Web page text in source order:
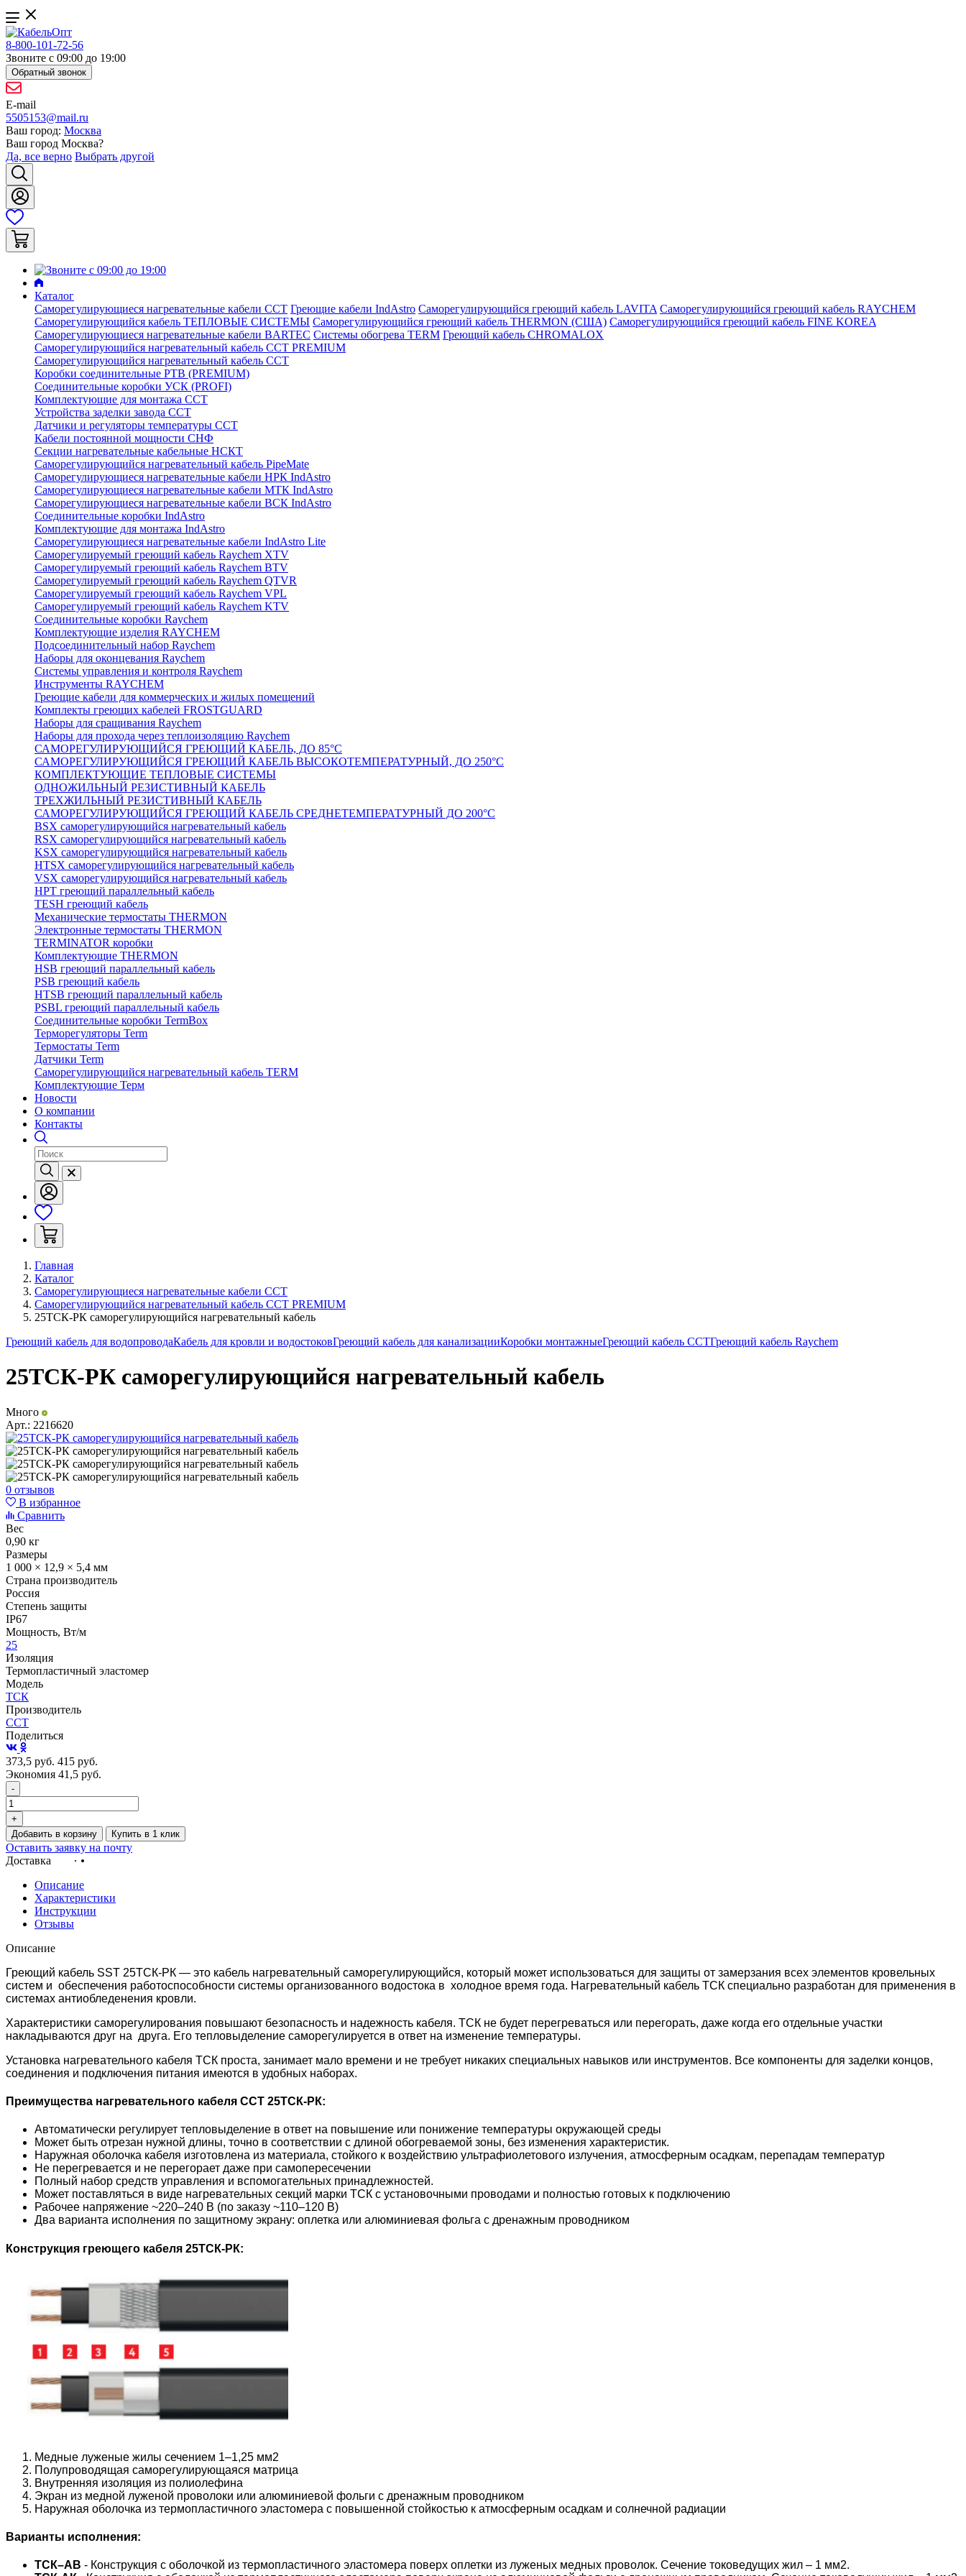
8-800-101-72-56
Звоните с 09:00 до 19:00
Обратный звонок
E-mail
5505153@mail.ru
Ваш город: Москва
Ваш город Москва?
Да, все верно Выбрать другой
Каталог
Саморегулирующиеся нагревательные кабели ССТ Греющие кабели IndAstro Саморегулирующийся греющий кабель LAVITA Саморегулирующийся греющий кабель RAYCHEM
Саморегулирующийся кабель ТЕПЛОВЫЕ СИСТЕМЫ Саморегулирующийся греющий кабель THERMON (США) Саморегулирующийся греющий кабель FINE KOREA
Саморегулирующиеся нагревательные кабели BARTEC Системы обогрева TERM Греющий кабель CHROMALOX
Саморегулирующийся нагревательный кабель ССТ PREMIUM
Саморегулирующийся нагревательный кабель ССТ
Коробки соединительные РТВ (PREMIUM)
Соединительные коробки УСК (PROFI)
Комплектующие для монтажа ССТ
Устройства заделки завода ССТ
Датчики и регуляторы температуры ССТ
Кабели постоянной мощности СНФ
Секции нагревательные кабельные НСКТ
Саморегулирующийся нагревательный кабель PipeMate
Саморегулирующиеся нагревательные кабели НРК IndAstro
Саморегулирующиеся нагревательные кабели МТК IndAstro
Саморегулирующиеся нагревательные кабели ВСК IndAstro
Соединительные коробки IndAstro
Комплектующие для монтажа IndAstro
Саморегулирующиеся нагревательные кабели IndAstro Lite
Саморегулируемый греющий кабель Raychem XTV
Саморегулируемый греющий кабель Raychem BTV
Саморегулируемый греющий кабель Raychem QTVR
Саморегулируемый греющий кабель Raychem VPL
Саморегулируемый греющий кабель Raychem KTV
Соединительные коробки Raychem
Комплектующие изделия RAYCHEM
Подсоединительный набор Raychem
Наборы для оконцевания Raychem
Системы управления и контроля Raychem
Инструменты RAYCHEM
Греющие кабели для коммерческих и жилых помещений
Комплекты греющих кабелей FROSTGUARD
Наборы для сращивания Raychem
Наборы для прохода через теплоизоляцию Raychem
САМОРЕГУЛИРУЮЩИЙСЯ ГРЕЮЩИЙ КАБЕЛЬ, ДО 85°С
САМОРЕГУЛИРУЮЩИЙСЯ ГРЕЮЩИЙ КАБЕЛЬ ВЫСОКОТЕМПЕРАТУРНЫЙ, ДО 250°С
КОМПЛЕКТУЮЩИЕ ТЕПЛОВЫЕ СИСТЕМЫ
ОДНОЖИЛЬНЫЙ РЕЗИСТИВНЫЙ КАБЕЛЬ
ТРЕХЖИЛЬНЫЙ РЕЗИСТИВНЫЙ КАБЕЛЬ
САМОРЕГУЛИРУЮЩИЙСЯ ГРЕЮЩИЙ КАБЕЛЬ СРЕДНЕТЕМПЕРАТУРНЫЙ ДО 200°С
BSX саморегулирующийся нагревательный кабель
RSX саморегулирующийся нагревательный кабель
KSX саморегулирующийся нагревательный кабель
HTSX саморегулирующийся нагревательный кабель
VSX саморегулирующийся нагревательный кабель
НРТ греющий параллельный кабель
TESH греющий кабель
Механические термостаты THERMON
Электронные термостаты THERMON
TERMINATOR коробки
Комплектующие THERMON
HSB греющий параллельный кабель
PSB греющий кабель
HTSB греющий параллельный кабель
PSBL греющий параллельный кабель
Соединительные коробки TermBox
Терморегуляторы Term
Термостаты Term
Датчики Term
Саморегулирующийся нагревательный кабель TERM
Комплектующие Терм
Новости
О компании
Контакты
Главная
Каталог
Саморегулирующиеся нагревательные кабели ССТ
Саморегулирующийся нагревательный кабель ССТ PREMIUM
25ТСК-РК саморегулирующийся нагревательный кабель
Греющий кабель для водопроводаКабель для кровли и водостоковГреющий кабель для канализацииКоробки монтажныеГреющий кабель ССТГреющий кабель Raychem
25ТСК-РК саморегулирующийся нагревательный кабель
Много
Арт.: 2216620
0 отзывов
В избранное
Сравнить
Вес
0,90 кг
Размеры
1 000 × 12,9 × 5,4 мм
Страна производитель
Россия
Степень защиты
IP67
Мощность, Вт/м
25
Изоляция
Термопластичный эластомер
Модель
ТСК
Производитель
ССТ
Поделиться
373,5 руб. 415 руб.
Экономия 41,5 руб.
-
+
Добавить в корзину
Купить в 1 клик
Оставить заявку на почту
Доставка
Описание
Характеристики
Инструкции
Отзывы
Описание
Греющий кабель SST 25ТСК-РК — это кабель нагревательный саморегулирующийся, который может использоваться для защиты от замерзания всех элементов кровельных
систем и обеспечения работоспособности системы организованного водостока в холодное время года. Нагревательный кабель ТСК специально разработан для применения в
системах антиобледенения кровли.
Характеристики саморегулирования повышают безопасность и надежность кабеля. TСК не будет перегреваться или перегорать, даже когда его отдельные участки
накладываются друг на друга. Его тепловыделение саморегулируется в ответ на изменение температуры.
Установка нагревательного кабеля TСК проста, занимает мало времени и не требует никаких специальных навыков или инструментов. Все компоненты для заделки концов,
соединения и подключения питания имеются в удобных наборах.
Преимущества нагревательного кабеля ССТ 25ТСК-РК:
Автоматически регулирует тепловыделение в ответ на повышение или понижение температуры окружающей среды
Может быть отрезан нужной длины, точно в соответствии с длиной обогреваемой зоны, без изменения характеристик.
Наружная оболочка кабеля изготовлена из материала, стойкого к воздействию ультрафиолетового излучения, атмосферным осадкам, перепадам температур
Не перегревается и не перегорает даже при самопересечении
Полный набор средств управления и вспомогательных принадлежностей.
Может поставляться в виде нагревательных секций марки ТСК с установочными проводами и полностью готовых к подключению
Рабочее напряжение ~220–240 В (по заказу ~110–120 В)
Два варианта исполнения по защитному экрану: оплетка или алюминиевая фольга с дренажным проводником
Конструкция греющего кабеля 25ТСК-РК:
Медные луженые жилы сечением 1–1,25 мм2
Полупроводящая саморегулирующаяся матрица
Внутренняя изоляция из полиолефина
Экран из медной луженой проволоки или алюминиевой фольги с дренажным проводником
Наружная оболочка из термопластичного эластомера с повышенной стойкостью к атмосферным осадкам и солнечной радиации
Варианты исполнения:
TСК–АB - Конструкция с оболочкой из термопластичного эластомера поверх оплетки из луженых медных проволок. Сечение токоведущих жил – 1 мм2.